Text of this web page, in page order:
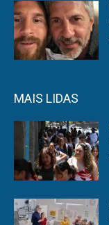
MAIS LIDAS